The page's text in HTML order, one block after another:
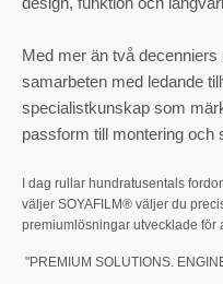
Med mer än två
samarbeten med ledande
specialistkunskap som
passform till montering och
I dag rullar hundratusentals
väljer SOYAFILM® väljer du
premiumlösningar utvecklade för
"PREMIUM SOLUTIONS.